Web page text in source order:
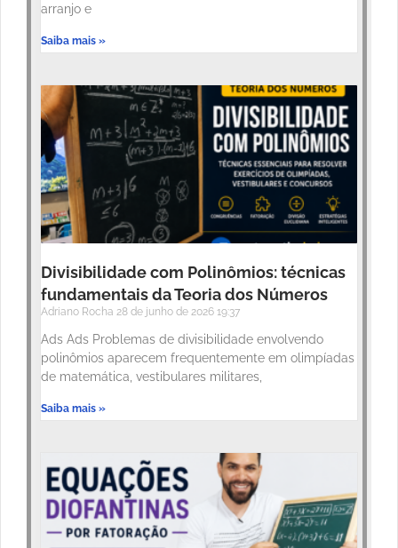
arranjo e
Saiba mais »
Divisibilidade com Polinômios: técnicas
fundamentais da Teoria dos Números
Adriano Rocha 28 de junho de 2026 19:37
Ads Ads Problemas de divisibilidade envolvendo
polinômios aparecem frequentemente em olimpíadas
de matemática, vestibulares militares,
Saiba mais »